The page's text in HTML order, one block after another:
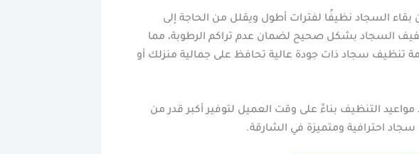
السجاد نظيفًا لفترات أطول ويقلل من الحاجة إلى
السجاد بشكل صحيح لضمان عدم تراكم الرطوبة، مما
سجاد ذات جودة عالية تحافظ على جمالية منزلك أو
التنظيف بناءً على وقت العميل لتوفير أكبر قدر من
احترافية ومتميزة في الشارقة.